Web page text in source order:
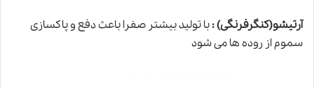
آرتیشو(کنگرفرنگی) :با تولید بیشتر صفرا باعث دفع و پاکسازی
سموم از روده ها می شود